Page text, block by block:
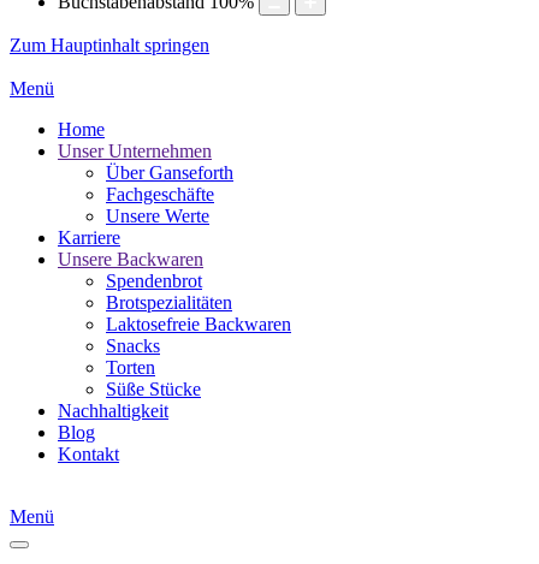
Zum Hauptinhalt springen
Menü
Home
Unser Unternehmen
Über Ganseforth
Fachgeschäfte
Unsere Werte
Karriere
Unsere Backwaren
Spendenbrot
Brotspezialitäten
Laktosefreie Backwaren
Snacks
Torten
Süße Stücke
Nachhaltigkeit
Blog
Kontakt
Menü